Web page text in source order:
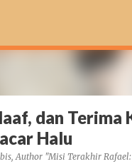
dan Terima
Halu
Author "Misi Terakhir